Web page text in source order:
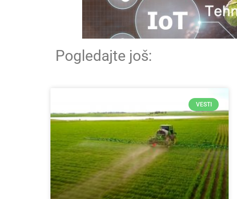
Pogledajte još:
VESTI